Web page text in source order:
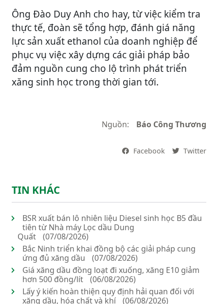
Ông Đào Duy Anh cho hay, từ việc kiểm tra
thực tế, đoàn sẽ tổng hợp, đánh giá năng
lực sản xuất ethanol của doanh nghiệp để
phục vụ việc xây dựng các giải pháp bảo
đảm nguồn cung cho lộ trình phát triển
xăng sinh học trong thời gian tới.
Nguồn: Báo Công Thương
Facebook Twitter
TIN KHÁC
BSR xuất bán lô nhiên liệu Diesel sinh học B5 đầu
tiên từ Nhà máy Lọc dầu Dung
Quất
(07/08/2026)
Bắc Ninh triển khai đồng bộ các giải pháp cung
ứng đủ xăng dầu
(07/08/2026)
Giá xăng dầu đồng loạt đi xuống, xăng E10 giảm
hơn 500 đồng/lít
(06/08/2026)
Lấy ý kiến hoàn thiện quy định hải quan đối với
xăng dầu, hóa chất và khí
(06/08/2026)